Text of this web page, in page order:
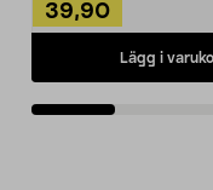
39,90
Lägg i